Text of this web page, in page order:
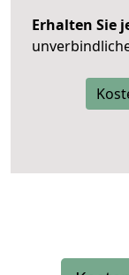
Erhalten Sie